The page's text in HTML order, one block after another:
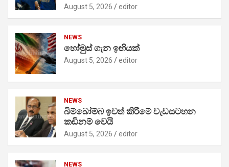
August 5, 2026 editor
NEWS
හෝමුස් ගැන ඉඟියක්
August 5, 2026 editor
NEWS
බිම්බෝම්බ ඉවත් කිරීමේ වැඩසටහන
කඩිනම් වෙයි
August 5, 2026 editor
NEWS